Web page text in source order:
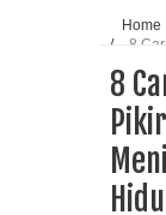
Home
/
8
8